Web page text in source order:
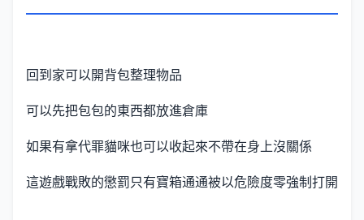
回到家可以開背包整理物品
可以先把包包的東西都放進倉庫
如果有拿代罪貓咪也可以收起來不帶在身上沒關係
這遊戲戰敗的懲罰只有寶箱通通被以危險度零強制打開